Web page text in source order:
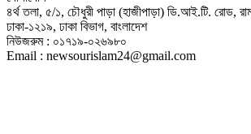
৪র্থ তলা, ৫/১, চৌধুরী পাড়া (হাজীপাড়া) ডি.আই.টি. রোড,
ঢাকা-১২১৯, ঢাকা বিভাগ, বাংলাদেশ
নিউজরুম : ০১৭১৯-০২৬৯৮০
Email : newsourislam24@gmail.com